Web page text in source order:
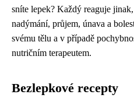
sníte lepek? Každý reaguje
nadýmání, průjem, únava a
svému tělu a v případě
nutričním terapeutem.
Bezlepkové recepty